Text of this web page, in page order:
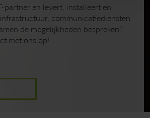
partner en levert, installeert en
communicatiediensten
de mogelijkheden bespreken?
met ons op!